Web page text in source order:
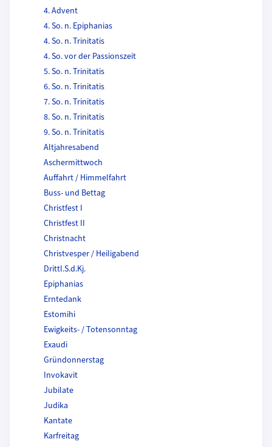
4. Advent
4. So. n. Epiphanias
4. So. n. Trinitatis
4. So. vor der Passionszeit
5. So. n. Trinitatis
6. So. n. Trinitatis
7. So. n. Trinitatis
8. So. n. Trinitatis
9. So. n. Trinitatis
Altjahresabend
Aschermittwoch
Auffahrt / Himmelfahrt
Buss- und Bettag
Christfest I
Christfest II
Christnacht
Christvesper / Heiligabend
Drittl.S.d.Kj.
Epiphanias
Erntedank
Estomihi
Ewigkeits- / Totensonntag
Exaudi
Gründonnerstag
Invokavit
Jubilate
Judika
Kantate
Karfreitag